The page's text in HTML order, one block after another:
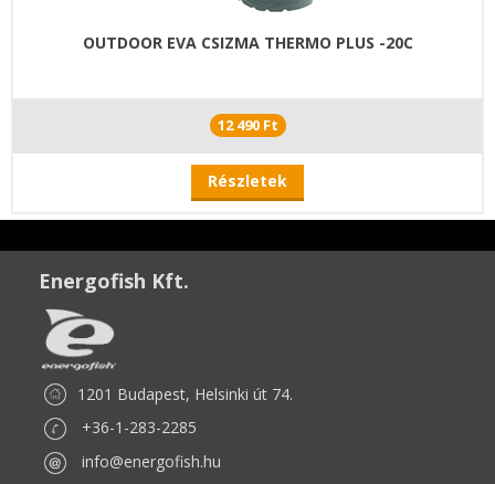
OUTDOOR EVA CSIZMA THERMO PLUS -20C
12 490 Ft
Részletek
Energofish Kft.
1201 Budapest, Helsinki út 74.
+36-1-283-2285
info@energofish.hu